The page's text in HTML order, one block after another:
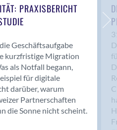
PRAXISBERICHT
Geschäftsaufgabe
kurzfristige Migration
als Notfall begann,
für digitale
darüber, warum
Partnerschaften
die Sonne nicht scheint.